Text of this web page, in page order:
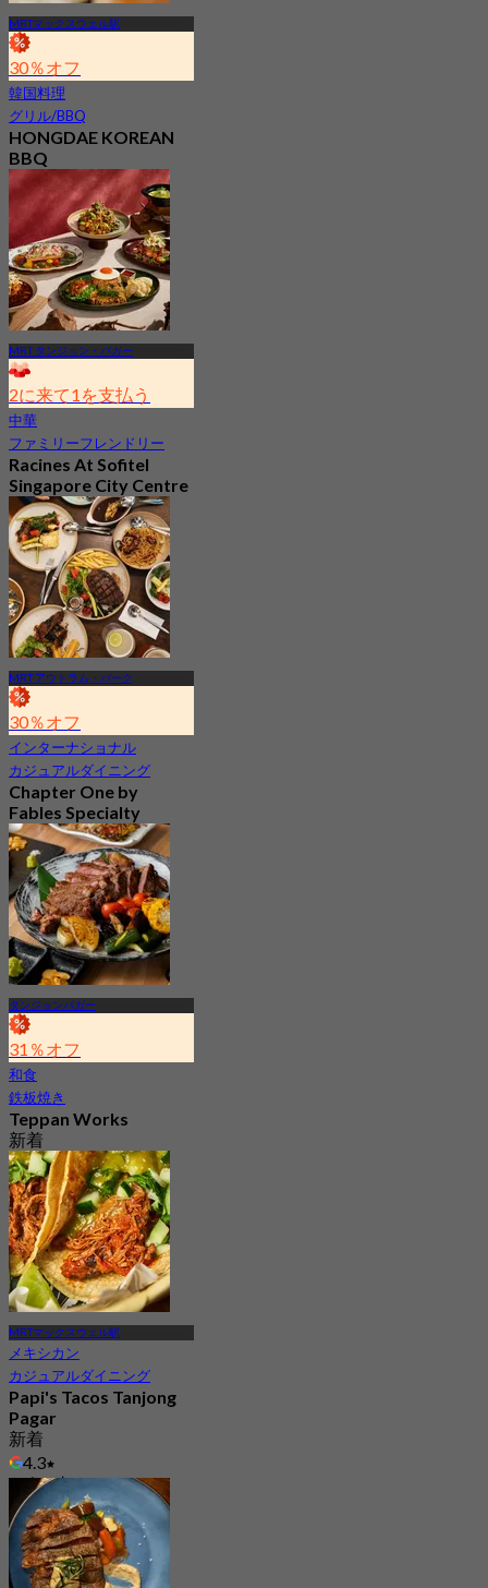
MRTマックスウェル駅
30％オフ
韓国料理
グリル/BBQ
HONGDAE KOREAN
BBQ
新着
4.5
から
S$ 27.5
MRT タンジョン・パガー
2に来て1を支払う
中華
ファミリーフレンドリー
Racines At Sofitel
Singapore City Centre
新着
4.2
からS$ 31.89
MRT アウトラム・パーク
30％オフ
インターナショナル
カジュアルダイニング
Chapter One by
Fables Specialty
Coffee
新着
4.6
からS$ 28
タンジョンパガー
31％オフ
和食
鉄板焼き
Teppan Works
新着
4.5
からS$ 39.5
MRTマックスウェル駅
メキシカン
カジュアルダイニング
Papi's Tacos Tanjong
Pagar
新着
4.3
からS$ 25